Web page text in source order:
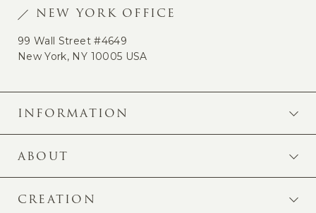
NEW YORK OFFICE
99 Wall Street #4649
New York, NY 10005 USA
INFORMATION
ABOUT
CREATION